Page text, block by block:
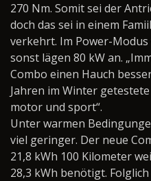
270 Nm. Somit sei der
doch das sei in einem
verkehrt. Im Power-
sonst lägen 80 kW an.
Combo einen Hauch
Jahren im Winter
motor und sport“.
Unter warmen
viel geringer. Der neue
21,8 kWh 100 Kilometer
28,3 kWh benötigt.